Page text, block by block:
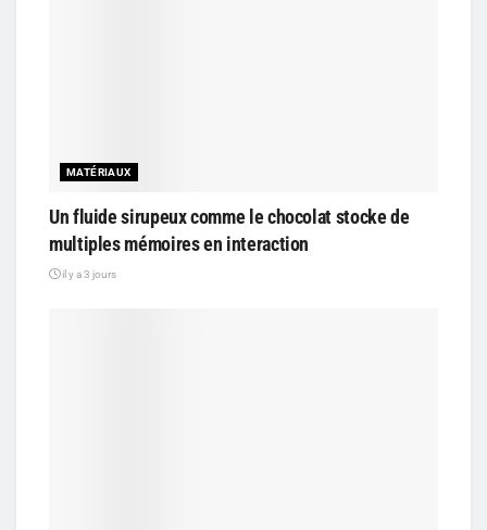
MATÉRIAUX
Un fluide sirupeux comme le chocolat stocke de
multiples mémoires en interaction
il y a 3 jours